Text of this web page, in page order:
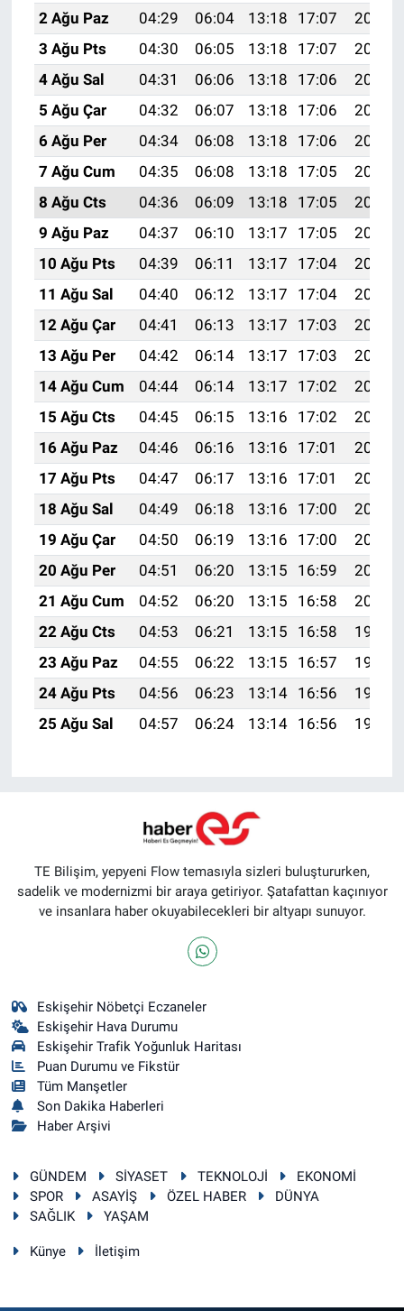
2 Ağu Paz
04:29 06:04 13:18 17:07
20:22
3 Ağu Pts
04:30 06:05 13:18 17:07
20:21
4 Ağu Sal
04:31 06:06 13:18 17:06
20:20
5 Ağu Çar
04:32 06:07 13:18 17:06
20:19
6 Ağu Per
04:34 06:08 13:18 17:06
20:18
7 Ağu Cum
04:35 06:08 13:18 17:05
20:17
8 Ağu Cts
04:36 06:09 13:18 17:05
20:16
9 Ağu Paz
04:37 06:10 13:17 17:05
20:15
10 Ağu Pts
04:39 06:11 13:17 17:04
20:14
11 Ağu Sal
04:40 06:12 13:17 17:04
20:12
12 Ağu Çar
04:41 06:13 13:17 17:03
20:11
13 Ağu Per
04:42 06:14 13:17 17:03
20:10
14 Ağu Cum
04:44 06:14 13:17 17:02
20:09
15 Ağu Cts
04:45 06:15 13:16 17:02
20:08
16 Ağu Paz
04:46 06:16 13:16 17:01
20:06
17 Ağu Pts
04:47 06:17 13:16 17:01
20:05
18 Ağu Sal
04:49 06:18 13:16 17:00
20:04
19 Ağu Çar
04:50 06:19 13:16 17:00
20:02
20 Ağu Per
04:51 06:20 13:15 16:59
20:01
21 Ağu Cum
04:52 06:20 13:15 16:58
20:00
22 Ağu Cts
04:53 06:21 13:15 16:58
19:58
23 Ağu Paz
04:55 06:22 13:15 16:57
19:57
24 Ağu Pts
04:56 06:23 13:14 16:56
19:56
25 Ağu Sal
04:57 06:24 13:14 16:56 19:54
TE Bilişim, yepyeni Flow temasıyla sizleri buluştururken,
sadelik ve modernizmi bir araya getiriyor. Şatafattan kaçınıyor
ve insanlara haber okuyabilecekleri bir altyapı sunuyor.
Eskişehir Nöbetçi Eczaneler
Eskişehir Hava Durumu
Eskişehir Trafik Yoğunluk Haritası
Puan Durumu ve Fikstür
Tüm Manşetler
Son Dakika Haberleri
Haber Arşivi
GÜNDEM SİYASET TEKNOLOJİ
EKONOMİ
SPOR
ASAYİŞ ÖZEL HABER
DÜNYA
SAĞLIK
YAŞAM
Künye İletişim